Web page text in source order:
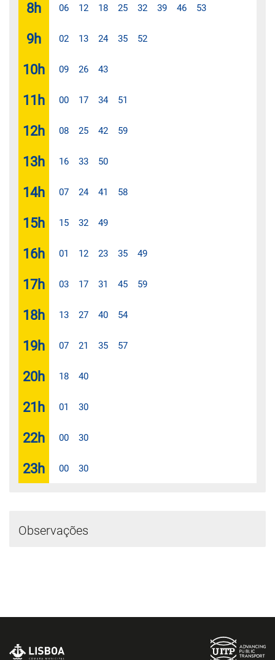
8h 06 12 18 25 32 39 46 53
9h 02 13 24 35 52
10h 09 26 43
11 h 00 17 34 51
12h 08 25 42 59
13h 16 33 50
14h 07 24 41 58
15h 15 32 49
16h 01 12 23 35 49
17h 03 17 31 45 59
18h 13 27 40 54
19h 07 21 35 57
20h 18 40
21 h 01 30
22h 00 30
23h 00 30
Observações